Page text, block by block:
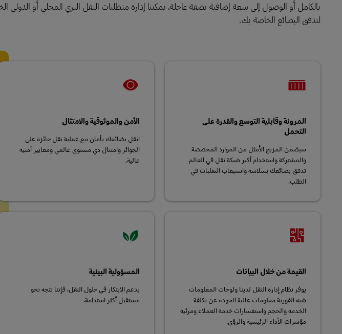
LifeTrack
الخدمات اللوجستية
خدمات لوجستية سريرية
التقنية
بالكامل أو الوصول إلى سعة إضافية بصفة عاجلة، يمكننا إدارة متطلبات النقل البري المحلي أو الدولي
لتدفق البضائع الخاصة بك.
المرونة وقابلية التوسع والقدرة على
التحمل
سيضمن المزيج الأمثل من الموارد المخصصة
والمشتركة واستخدام أكبر شبكة نقل في العالم
تدفق بضائعك بسلاسة واستيعاب التقلبات في
الطلب.
الأمن والموثوقية والامتثال
انقل بضائعك بأمان مع عملية نقل حائزة على
الجوائز وامتثال ذي مستوى عالمي ومعايير أمنية
عالية.
القيمة من خلال البيانات
يوفر نظام إدارة النقل لدينا ولوحات المعلومات
شبه الفورية معلومات عالية الجودة عن تكلفة
الخدمة والحجم واستفسارات خدمة العملاء ومرئية
مؤشرات الأداء الرئيسية والرؤى.
المسؤولية البيئية
بدعم الابتكار في حلول النقل، فإننا نتجه نحو
مستقبل أكثر استدامة.